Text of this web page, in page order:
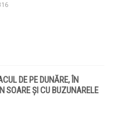
DE PE DUNĂRE, ÎN
SOARE ȘI CU BUZUNARELE